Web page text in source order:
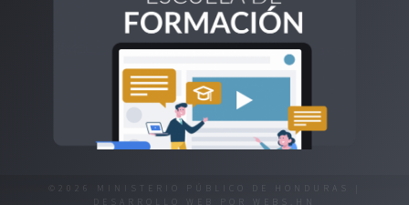
©2026 MINISTERIO PÚBLICO DE HONDURAS |
DESARROLLO WEB POR
WEBS.HN